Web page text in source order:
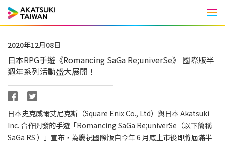
2020年12月08日
日本RPG手遊《Romancing SaGa Re;univerSe》 國際版半
週年系列活動盛大展開！
日本史克威爾艾尼克斯（Square Enix Co., Ltd）與日本 Akatsuki
Inc. 合作開發的手遊「Romancing SaGa Re;univerSe（以下簡稱
SaGa RS ）」宣布，為慶祝國際版自今年 6 月底上市後即將屆滿半